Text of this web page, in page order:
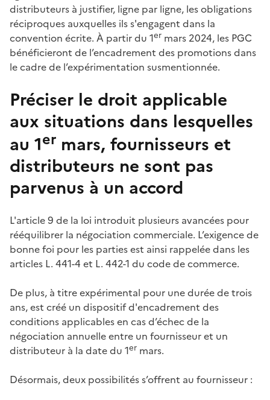
distributeurs à justifier, ligne par ligne, les obligations
réciproques auxquelles ils s'engagent dans la
convention écrite. À partir du 1er mars 2024, les PGC
bénéficieront de l’encadrement des promotions dans
le cadre de l’expérimentation susmentionnée.
Préciser le droit applicable
aux situations dans lesquelles
au 1er mars, fournisseurs et
distributeurs ne sont pas
parvenus à un accord
L'article 9 de la loi introduit plusieurs avancées pour
rééquilibrer la négociation commerciale. L’exigence de
bonne foi pour les parties est ainsi rappelée dans les
articles L. 441-4 et L. 442-1 du code de commerce.
De plus, à titre expérimental pour une durée de trois
ans, est créé un dispositif d'encadrement des
conditions applicables en cas d’échec de la
négociation annuelle entre un fournisseur et un
distributeur à la date du 1er mars.
Désormais, deux possibilités s’offrent au fournisseur :